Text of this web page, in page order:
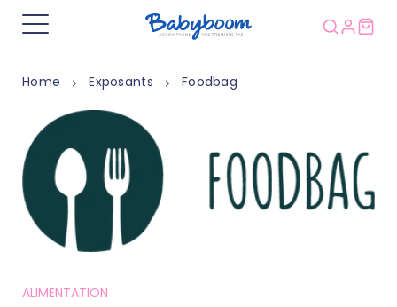
Home Exposants Foodbag
ALIMENTATION